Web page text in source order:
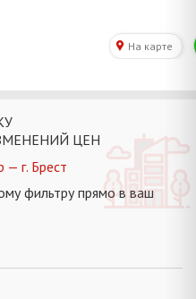
ЦЕН
г. Брест
фильтру прямо в ваш